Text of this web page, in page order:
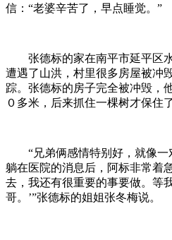
信：“老婆辛苦了，早点睡觉。”
张德标的家在南平市延平区
遭遇了山洪，村里很多房屋被冲
踪。张德标的房子完全被冲毁，
０多米，后来抓住一棵树才保住
“兄弟俩感情特别好，就像一
躺在医院的消息后，阿标非常着
去，我还有很重要的事要做。等
哥。’”张德标的姐姐张冬梅说。